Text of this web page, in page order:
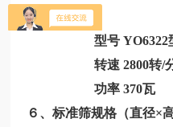
５、电动机
型号 YO6322
转速 2800转/
功率 370瓦
６、标准筛规格（直径×